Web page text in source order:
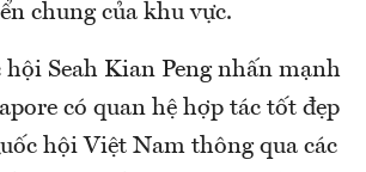
chung của khu vực.
Seah Kian Peng nhấn mạnh
có quan hệ hợp tác tốt đẹp
hội Việt Nam thông qua các